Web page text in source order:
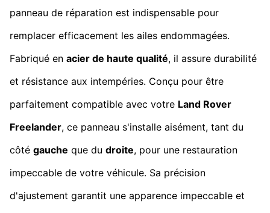
panneau de réparation est indispensable pour
remplacer efficacement les ailes endommagées.
Fabriqué en acier de haute qualité, il assure durabilité
et résistance aux intempéries. Conçu pour être
parfaitement compatible avec votre Land Rover
Freelander, ce panneau s'installe aisément, tant du
côté gauche que du droite, pour une restauration
impeccable de votre véhicule. Sa précision
d'ajustement garantit une apparence impeccable et